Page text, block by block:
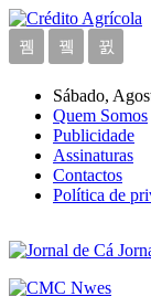
Sábado,
Quem Somos
Publicidade
Assinaturas
Contactos
Política de